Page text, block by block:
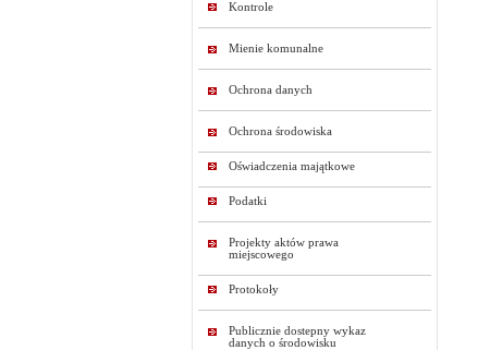
Kontrole
Mienie komunalne
Ochrona danych
Ochrona środowiska
Oświadczenia majątkowe
Podatki
Projekty aktów prawa
miejscowego
Protokoły
Publicznie dostepny wykaz
danych o środowisku